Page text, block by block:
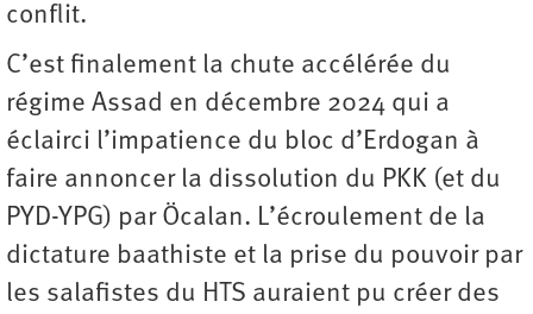
conflit.
C’est finalement la chute accélérée du
régime Assad en décembre 2024 qui a
éclairci l’impatience du bloc d’Erdogan à
faire annoncer la dissolution du PKK (et du
PYD-YPG) par Öcalan. L’écroulement de la
dictature baathiste et la prise du pouvoir par
les salafistes du HTS auraient pu créer des